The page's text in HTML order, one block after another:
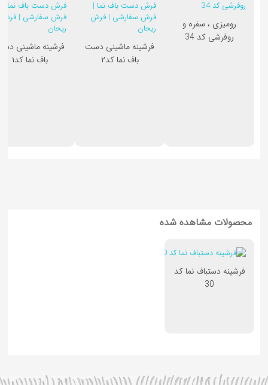
رومیزی ، سفره و
روفرشی کد 34
فرشینه ماشینی دست
باف نما کد۲
فرشینه ماشینی
باف نما کد۱
محصولات مشاهده شده
فرشینه دستباف نما کد
30